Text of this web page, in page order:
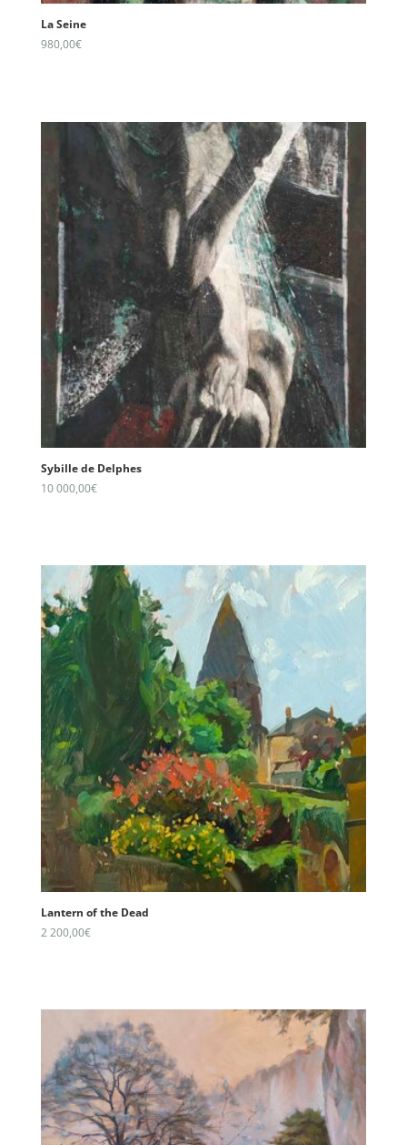
La Seine
980,00€
Sybille de Delphes
10 000,00€
Lantern of the Dead
2 200,00€